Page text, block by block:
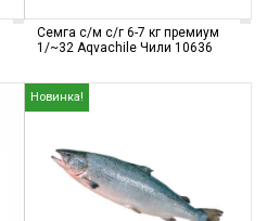
Семга с/м с/г 6-7 кг премиум
1/~32 Aqvachile Чили 10636
Новинка!